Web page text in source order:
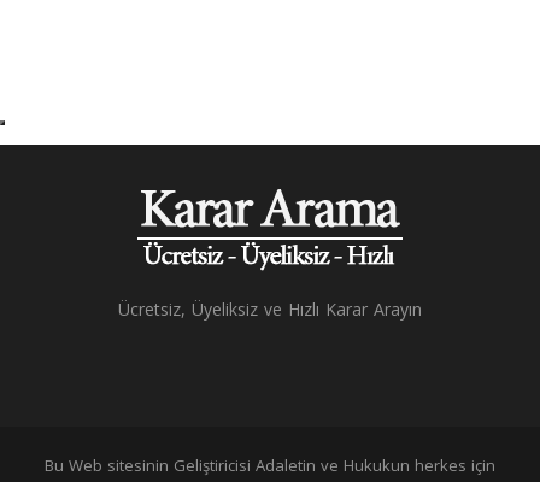
Ücretsiz, Üyeliksiz ve Hızlı Karar Arayın
Bu Web sitesinin Geliştiricisi Adaletin ve Hukukun herkes için